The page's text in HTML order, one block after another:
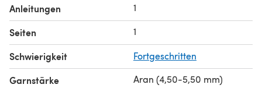
Anleitungen 1
Seiten 1
Schwierigkeit Fortgeschritten
Garnstärke
Aran (4,50-5,50 mm)